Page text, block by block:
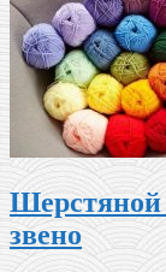
Шерстяной
звено